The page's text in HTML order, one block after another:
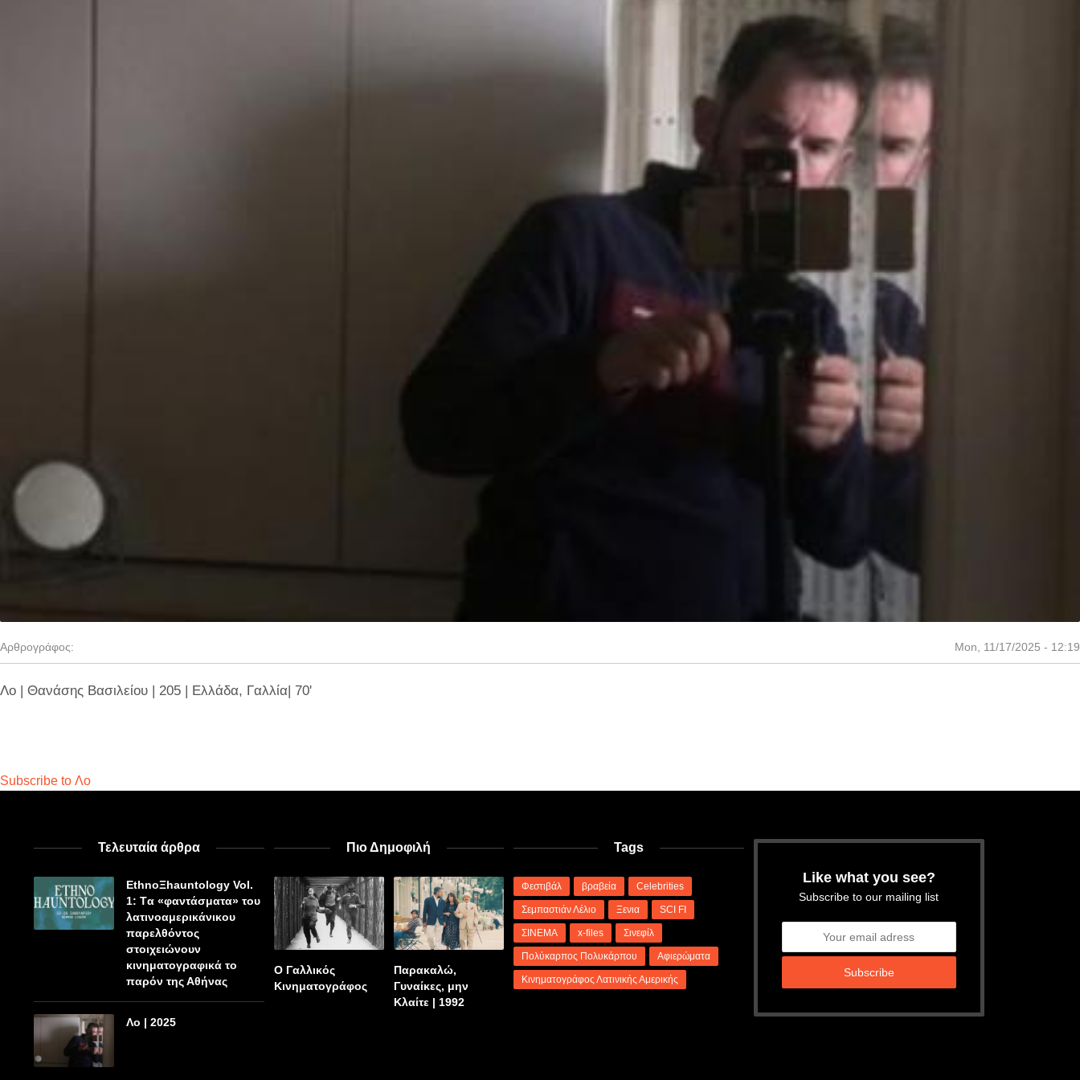
Αρθρογράφος: Mon, 11/17/2025 - 12:19
Λο | Θανάσης Βασιλείου | 205 | Ελλάδα, Γαλλία| 70'
Subscribe to Λο
Τελευταία άρθρα
EthnoΞhauntology Vol.
1: Tα «φαντάσματα» του
λατινοαμερικάνικου
παρελθόντος
στοιχειώνουν
κινηματογραφικά το
παρόν της Αθήνας
Λο | 2025
Πιο Δημοφιλή
Ο Γαλλικός
Κινηματογράφος
Παρακαλώ,
Γυναίκες, μην
Κλαίτε | 1992
Tags
Φεστιβάλ βραβεία Celebrities
Σεμπαστιάν Λέλιο Ξενια SCI FI
ΣΙΝΕΜΑ x-files Σινεφίλ
Πολύκαρπος Πολυκάρπου Αφιερώματα
Κινηματογράφος Λατινικής Αμερικής
Like what you see?
Subscribe to our mailing list